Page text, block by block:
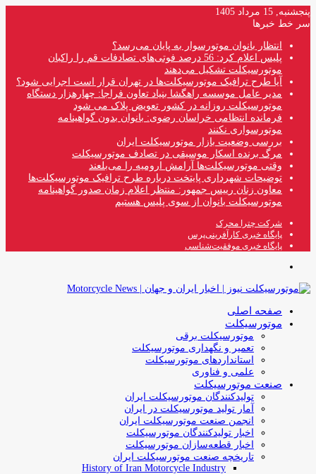
پنجشنبه, 15 مرداد 1405
سر خط خبرها
انتظار بانوان موتورسوار به پایان می‌رسد؟
پلیس اعلام کرد: 56 درصد فوتی‌های تصادفات قم را راکبان
موتورسیکلت تشکیل می‌دهند
آیا طرح ترافیک موتورسیکلت‌ها در تهران قرار است اجرایی شود؟
مدیر عامل موسسه راهگشا بنیاد تعاون فراجا: چهارهزار دستگاه
موتورسیکلت روزانه در کشور تعویض پلاک می شود
فرمانده انتظامی خراسان رضوی: بانوان بدون گواهینامه
موتورسواری نکنند
بررسی وضعیت بازار موتورسیکلت ایران
مرگ برنده اسکار موسیقی در تصادف موتورسیکلت
وقتی موتورسیکلت‌ها آرامش ارومیه را می‌بلعند
توضیحات شهرداری پایتخت درباره طرح ترافیک موتورسیکلت‌ها
معاون زنان رییس جمهور: منتظر اعلام زمان صدور گواهینامه
موتورسیکلت بانوان از سوی پلیس هستیم
شرکت چترا محرک
پایگاه خبری کارآفرینی‌پرس
پایگاه خبری موفقیت‌شناسی
صفحه اصلی
موتورسیکلت
موتورسیکلت برقی
تعمیر و نگهداری موتورسیکلت
استانداردهای موتورسیکلت
علمی و فناوری
صنعت موتورسیکلت
تولیدکنندگان موتورسیکلت ایران
آمار تولید موتورسیکلت در ایران
انجمن صنعت موتورسیکلت ایران
اخبار تولیدکنندگان موتورسیکلت
اخبار قطعه‌سازان موتورسیکلت
تاریخچه صنعت موتورسیکلت ایران
History of Iran Motorcycle Industry